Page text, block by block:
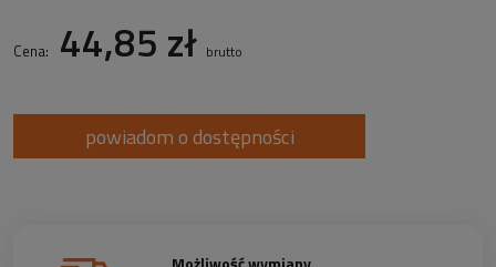
Cena: 44,85 zł brutto
powiadom o dostępności